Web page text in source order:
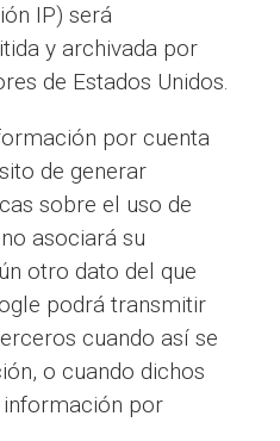
IP) será
y archivada por
de Estados Unidos.
por cuenta
de generar
sobre el uso de
asociará su
otro dato del que
podrá transmitir
cuando así se
o cuando dichos
por